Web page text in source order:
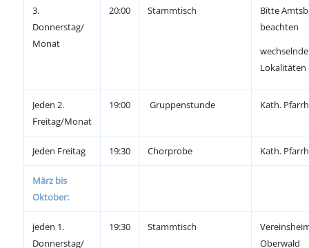
3.
Donnerstag/
Monat
20:00 Stammtisch
Bitte
beachten
wechselnde
Lokalitäten
Jeden 2.
Freitag/Monat
19:00 Gruppenstunde Kath.
Jeden Freitag 19:30 Chorprobe Kath.
März bis
Oktober:
jeden 1.
Donnerstag/
19:30 Stammtisch
Oberwald